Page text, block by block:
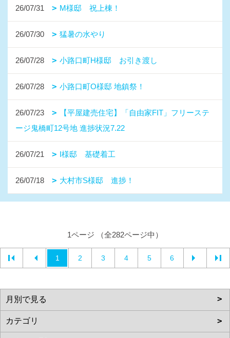
26/07/31 M様邸 祝上棟！
26/07/30 猛暑の水やり
26/07/28 小路口町H様邸 お引き渡し
26/07/28 小路口町O様邸 地鎮祭！
26/07/23
【平屋建売住宅】「自由家FIT」フリーステ
ージ鬼橋町12号地 進捗状況7.22
26/07/21 I様邸 基礎着工
26/07/18 大村市S様邸 進捗！
1ページ （全282ページ中）
1 2 3 4 5 6